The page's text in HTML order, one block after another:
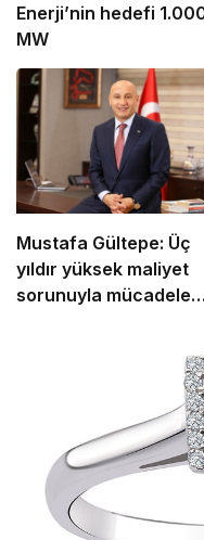
Enerji’nin hedefi
MW
Mustafa Gültepe: Üç
yıldır yüksek maliyet
sorunuyla mücadele